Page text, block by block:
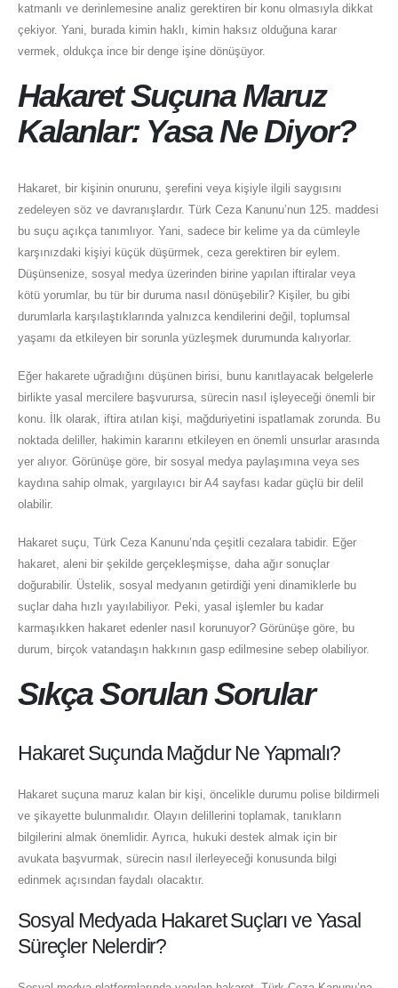
katmanlı ve derinlemesine analiz gerektiren bir konu olmasıyla dikkat
çekiyor. Yani, burada kimin haklı, kimin haksız olduğuna karar
vermek, oldukça ince bir denge işine dönüşüyor.
Hakaret Suçuna Maruz
Kalanlar: Yasa Ne Diyor?
Hakaret, bir kişinin onurunu, şerefini veya kişiyle ilgili saygısını
zedeleyen söz ve davranışlardır. Türk Ceza Kanunu’nun 125. maddesi
bu suçu açıkça tanımlıyor. Yani, sadece bir kelime ya da cümleyle
karşınızdaki kişiyi küçük düşürmek, ceza gerektiren bir eylem.
Düşünsenize, sosyal medya üzerinden birine yapılan iftiralar veya
kötü yorumlar, bu tür bir duruma nasıl dönüşebilir? Kişiler, bu gibi
durumlarla karşılaştıklarında yalnızca kendilerini değil, toplumsal
yaşamı da etkileyen bir sorunla yüzleşmek durumunda kalıyorlar.
Eğer hakarete uğradığını düşünen birisi, bunu kanıtlayacak belgelerle
birlikte yasal mercilere başvurursa, sürecin nasıl işleyeceği önemli bir
konu. İlk olarak, iftira atılan kişi, mağduriyetini ispatlamak zorunda. Bu
noktada deliller, hakimin kararını etkileyen en önemli unsurlar arasında
yer alıyor. Görünüşe göre, bir sosyal medya paylaşımına veya ses
kaydına sahip olmak, yargılayıcı bir A4 sayfası kadar güçlü bir delil
olabilir.
Hakaret suçu, Türk Ceza Kanunu’nda çeşitli cezalara tabidir. Eğer
hakaret, aleni bir şekilde gerçekleşmişse, daha ağır sonuçlar
doğurabilir. Üstelik, sosyal medyanın getirdiği yeni dinamiklerle bu
suçlar daha hızlı yayılabiliyor. Peki, yasal işlemler bu kadar
karmaşıkken hakaret edenler nasıl korunuyor? Görünüşe göre, bu
durum, birçok vatandaşın hakkının gasp edilmesine sebep olabiliyor.
Sıkça Sorulan Sorular
Hakaret Suçunda Mağdur Ne Yapmalı?
Hakaret suçuna maruz kalan bir kişi, öncelikle durumu polise bildirmeli
ve şikayette bulunmalıdır. Olayın delillerini toplamak, tanıkların
bilgilerini almak önemlidir. Ayrıca, hukuki destek almak için bir
avukata başvurmak, sürecin nasıl ilerleyeceği konusunda bilgi
edinmek açısından faydalı olacaktır.
Sosyal Medyada Hakaret Suçları ve Yasal
Süreçler Nelerdir?